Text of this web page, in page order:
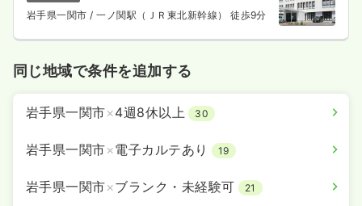
岩手県一関市/ 一ノ関駅（ＪＲ東北新幹線） 徒歩9分
同じ地域で条件を追加する
岩手県一関市×4週8休以上 30
岩手県一関市×電子カルテあり 19
岩手県一関市×ブランク・未経験可 21